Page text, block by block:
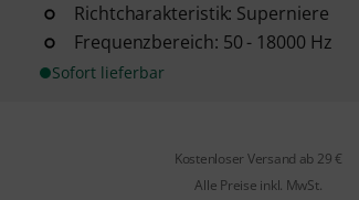
Richtcharakteristik: Superniere
Frequenzbereich: 50 - 18000 Hz
Sofort lieferbar
Kostenloser Versand ab 29 €
Alle Preise inkl. MwSt.